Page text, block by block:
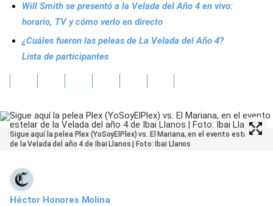
Will Smith se presentó a la Velada del Año 4 en vivo:
horario, TV y cómo verlo en directo
¿Cuáles fueron las peleas de La Velada del Año 4?
Lista de participantes
Sigue aquí la pelea Plex (YoSoyElPlex) vs. El Mariana, en el evento estelar
de la Velada del año 4 de Ibai Llanos.| Foto: Ibai Llanos
Héctor Honores Molina